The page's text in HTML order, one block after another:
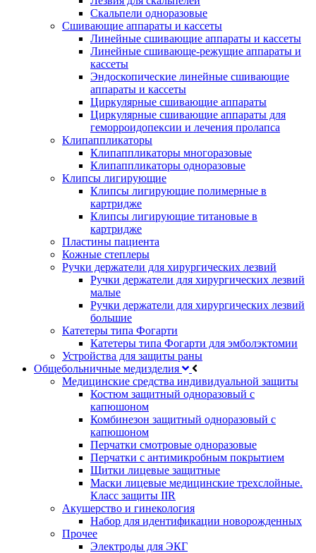
Скальпели одноразовые
Сшивающие аппараты и кассеты
Линейные сшивающие аппараты и кассеты
Линейные сшивающе-режущие аппараты и
кассеты
Эндоскопические линейные сшивающие
аппараты и кассеты
Циркулярные сшивающие аппараты
Циркулярные сшивающие аппараты для
геморроидопексии и лечения пролапса
Клипаппликаторы
Клипаппликаторы многоразовые
Клипаппликаторы одноразовые
Клипсы лигирующие
Клипсы лигирующие полимерные в
картридже
Клипсы лигирующие титановые в
картридже
Пластины пациента
Кожные степлеры
Ручки держатели для хирургических лезвий
Ручки держатели для хирургических лезвий
малые
Ручки держатели для хирургических лезвий
большие
Катетеры типа Фогарти
Катетеры типа Фогарти для эмболэктомии
Устройства для защиты раны
Общебольничные медизделия
Медицинские средства индивидуальной защиты
Костюм защитный одноразовый с
капюшоном
Комбинезон защитный одноразовый с
капюшоном
Перчатки смотровые одноразовые
Перчатки с антимикробным покрытием
Щитки лицевые защитные
Маски лицевые медицинские трехслойные.
Класс защиты IIR
Акушерство и гинекология
Набор для идентификации новорожденных
Прочее
Электроды для ЭКГ